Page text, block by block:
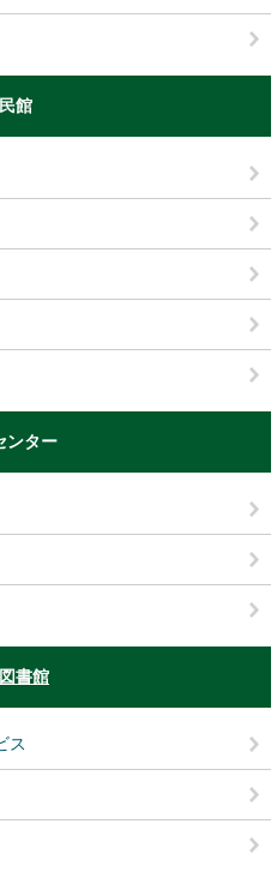
館
ンター
書館
ス